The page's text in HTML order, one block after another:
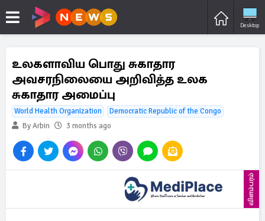
Desktop
உலகளாவிய பொது சுகாதார
அவசரநிலையை அறிவித்த உலக
சுகாதார அமைப்பு
World Health Organization
Democratic Republic of the Congo
By Arbin
3 months ago
விளம்பரம்